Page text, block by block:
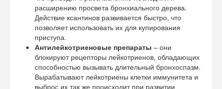
расширению просвета бронхиального дерева.
Действие ксантинов развивается быстро, что
позволяет использовать их для купирования
приступа.
Антилейкотриеновые препараты – они
блокируют рецепторы лейкотриенов, обладающих
способностью вызывать длительный бронхоспазм.
Вырабатывают лейкотриены клетки иммунитета и
выброс их так же происходит при развитии